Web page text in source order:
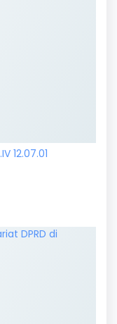
12.07.01